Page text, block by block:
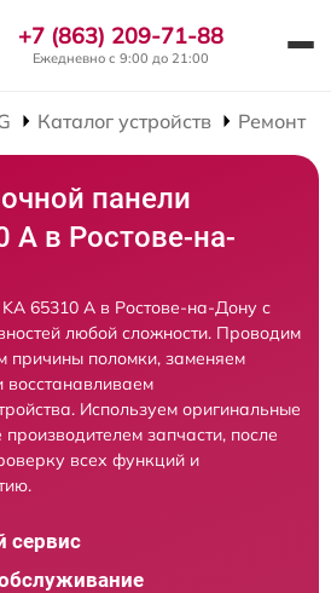
+7 (863) 209-71-88
Ежедневно с 9:00 до 21:00
Каталог устройств Ремонт
панели
A в Ростове-на-
65310 A в Ростове-на-Дону с
любой сложности. Проводим
причины поломки, заменяем
восстанавливаем
Используем оригинальные
запчасти, после
всех функций и
сервис